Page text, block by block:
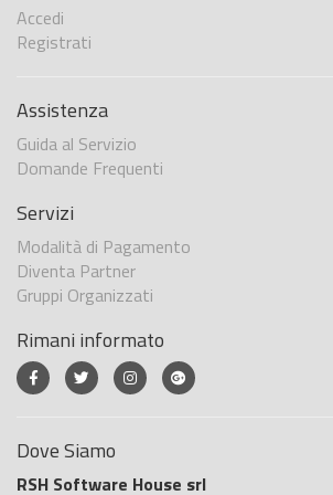
Accedi
Registrati
Assistenza
Guida al Servizio
Domande Frequenti
Servizi
Modalità di Pagamento
Diventa Partner
Gruppi Organizzati
Rimani informato
Dove Siamo
RSH Software House srl